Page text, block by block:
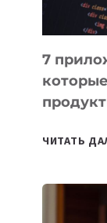
7
ЧИТАТЬ